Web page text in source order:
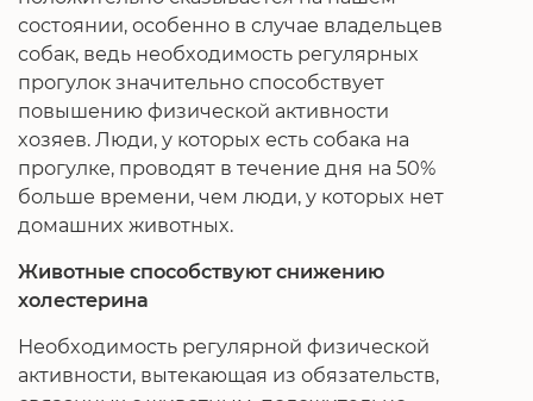
состоянии, особенно в случае владельцев
собак, ведь необходимость регулярных
прогулок значительно способствует
повышению физической активности
хозяев. Люди, у которых есть собака на
прогулке, проводят в течение дня на 50%
больше времени, чем люди, у которых нет
домашних животных.
Животные способствуют снижению
холестерина
Необходимость регулярной физической
активности, вытекающая из обязательств,